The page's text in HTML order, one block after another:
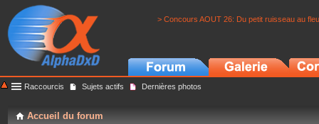
> Concours AOUT 26: Du petit ruisseau au
Raccourcis Sujets actifs Dernières photos
Accueil du forum